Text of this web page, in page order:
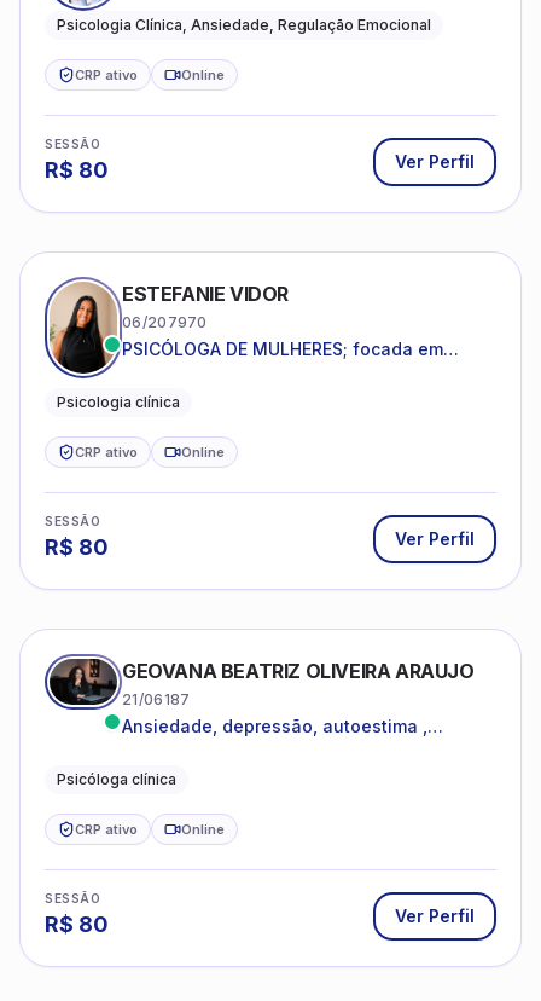
reduzir a ansiedade e construir uma vida
Psicologia Clínica, Ansiedade, Regulação Emocional
CRP ativo Online
SESSÃO
R$ 80 Ver Perfil
ESTEFANIE VIDOR
06/207970
PSICÓLOGA DE MULHERES; focada em
dentro da sua realidade.
Psicologia clínica
CRP ativo Online
SESSÃO
R$ 80 Ver Perfil
GEOVANA BEATRIZ OLIVEIRA ARAUJO
21/06187
Ansiedade, depressão, autoestima ,
Psicóloga clínica
CRP ativo Online
SESSÃO
R$ 80 Ver Perfil